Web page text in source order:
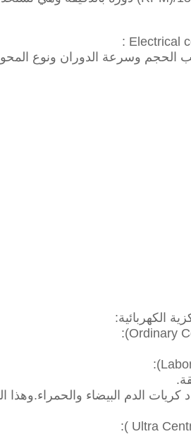
الحجم وسرعة الدوران ونوع
الكهربائية:
الدم البيضاء والحمراء.وهذا